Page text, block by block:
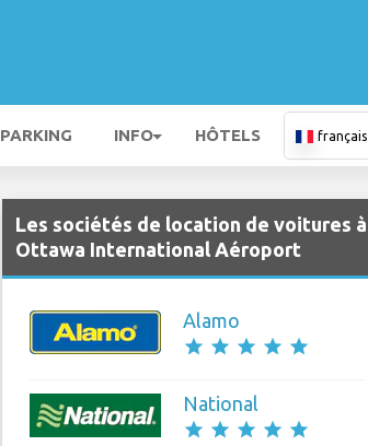
PARKING INFO HÔTELS français
Les sociétés de location de voitures à
Ottawa International Aéroport
Alamo
star star star star star
National
star star star star star